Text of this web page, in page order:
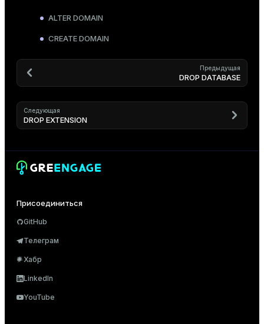
ALTER DOMAIN
CREATE DOMAIN
Предыдущая
DROP DATABASE
Следующая
DROP EXTENSION
Присоединиться
GitHub
Телеграм
Хабр
LinkedIn
YouTube